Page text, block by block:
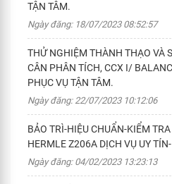
TẬN TÂM.
Ngày đăng: 18/07/2023 08:52:57
THỬ NGHIỆM THÀNH THẠO VÀ
CÂN PHÂN TÍCH, CCX I/
PHỤC VỤ TẬN TÂM.
Ngày đăng: 22/07/2023 10:12:06
BẢO TRÌ-HIỆU CHUẨN-KIỂM
HERMLE Z206A DỊCH VỤ UY
Ngày đăng: 04/02/2023 13:23:13